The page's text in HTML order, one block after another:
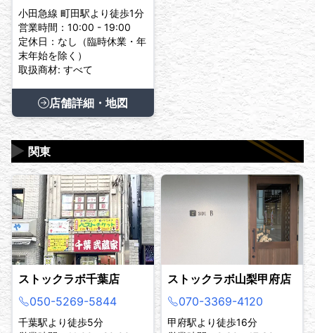
小田急線 町田駅より徒歩1分
営業時間：10:00 - 19:00
定休日：なし（臨時休業・年
末年始を除く）
取扱商材: すべて
店舗詳細・地図
関東
▶
ストックラボ千葉店
050-5269-5844
千葉駅より徒歩5分
ストックラボ山梨甲府店
070-3369-4120
甲府駅より徒歩16分